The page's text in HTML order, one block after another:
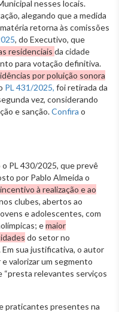
nesses locais.
alegando que a medida
retorna às comissões
, do Executivo, que
residenciais da cidade
para votação definitiva.
por poluição sonora
PL 431/2025, foi retirada da
vez, considerando
e sanção.Confira o
PL 430/2025, que prevê
por Pablo Almeida o
incentivo à realização e ao
clubes, abertos ao
e adolescentes, com
emaior
do setor no
sua justificativa, o autor
valorizar um segmento
relevantes serviços
praticantes presentes na